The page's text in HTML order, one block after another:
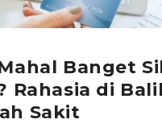
Banget
Rahasia di
Sakit